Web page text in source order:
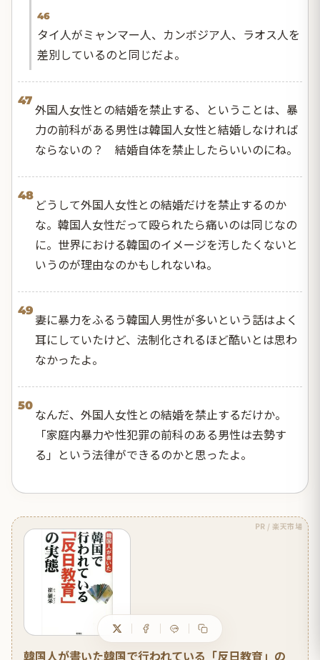
46
タイ人がミャンマー人、カンボジア人、ラオス人を
差別しているのと同じだよ。
47
外国人女性との結婚を禁止する、ということは、暴
力の前科がある男性は韓国人女性と結婚しなければ
ならないの？ 結婚自体を禁止したらいいのにね。
48
どうして外国人女性との結婚だけを禁止するのか
な。韓国人女性だって殴られたら痛いのは同じなの
に。世界における韓国のイメージを汚したくないと
いうのが理由なのかもしれないね。
49
妻に暴力をふるう韓国人男性が多いという話はよく
耳にしていたけど、法制化されるほど酷いとは思わ
なかったよ。
50
なんだ、外国人女性との結婚を禁止するだけか。
「家庭内暴力や性犯罪の前科のある男性は去勢す
る」という法律ができるのかと思ったよ。
PR / 楽天市場
韓国人が書いた韓国で行われている「反日教育」の